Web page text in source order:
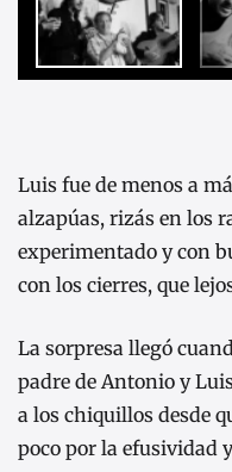
Luis fue de menos a
alzapúas, rizás en los
experimentado y con
con los cierres, que
La sorpresa llegó
padre de Antonio y
a los chiquillos desde
poco por la efusividad